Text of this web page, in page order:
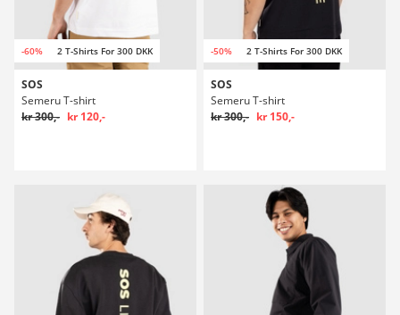
-60% 2 T-Shirts For 300 DKK
SOS
Semeru T-shirt
kr 300,- kr 120,-
-50% 2 T-Shirts For 300 DKK
SOS
Semeru T-shirt
kr 300,- kr 150,-